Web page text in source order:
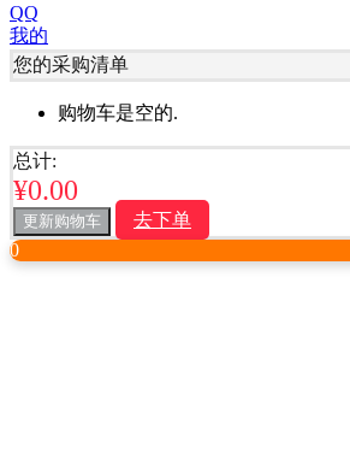
QQ
我的
您的采购清单
购物车是空的.
总计:
¥0.00
更新购物车
去下单
0